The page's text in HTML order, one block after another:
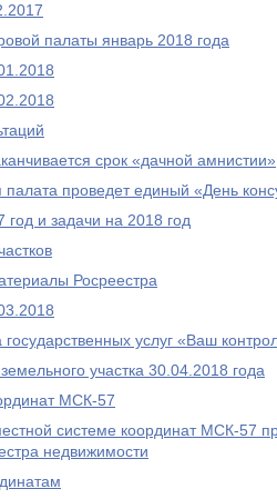
палаты январь 2018 года
срок «дачной амнистии»
палата проведет единый «День
год и задачи на 2018 год
Росреестра
государственных услуг «Ваш
участка 30.04.2018 года
МСК-57
системе координат МСК-57
недвижимости